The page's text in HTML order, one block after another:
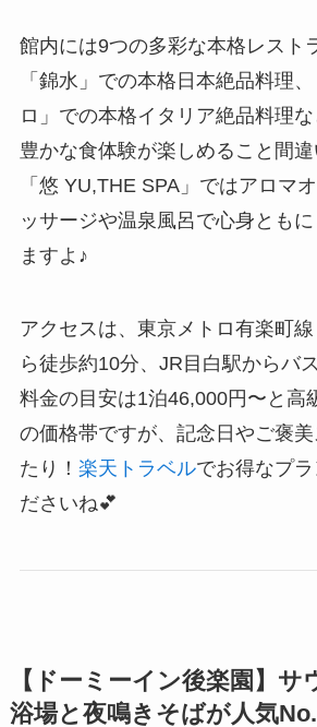
館内には9つの多彩な本格レスト
「錦水」での本格日本絶品料理
ロ」での本格イタリア絶品料理
豊かな食体験が楽しめること間違
「悠 YU,THE SPA」ではアロマ
ッサージや温泉風呂で心身とも
ますよ♪
アクセスは、東京メトロ有楽町
ら徒歩約10分、JR目白駅からバ
料金の目安は1泊46,000円〜と高
の価格帯ですが、記念日やご褒
たり！ 楽天トラベルでお得なプラ
ださいね💕
【ドーミーイン後楽園】サ
浴場と夜鳴きそばが人気